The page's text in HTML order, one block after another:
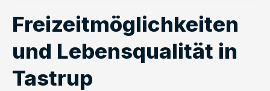
Freizeitmöglichkeiten
und Lebensqualität in
Tastrup